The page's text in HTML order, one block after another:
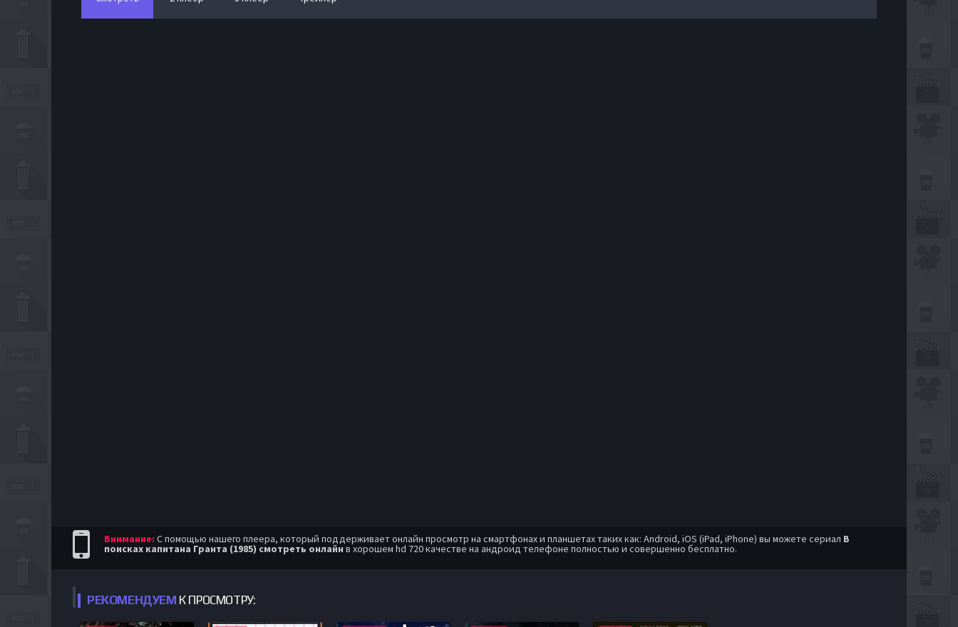
Внимание: С помощью нашего плеера, который поддерживает онлайн просмотр на смартфонах и планшетах таких как: Android, iOS (iPad, iPhone) вы можете сериал В
поисках капитана Гранта (1985) смотреть онлайн в хорошем hd 720 качестве на андроид телефоне полностью и совершенно бесплатно.
РЕКОМЕНДУЕМ К ПРОСМОТРУ: